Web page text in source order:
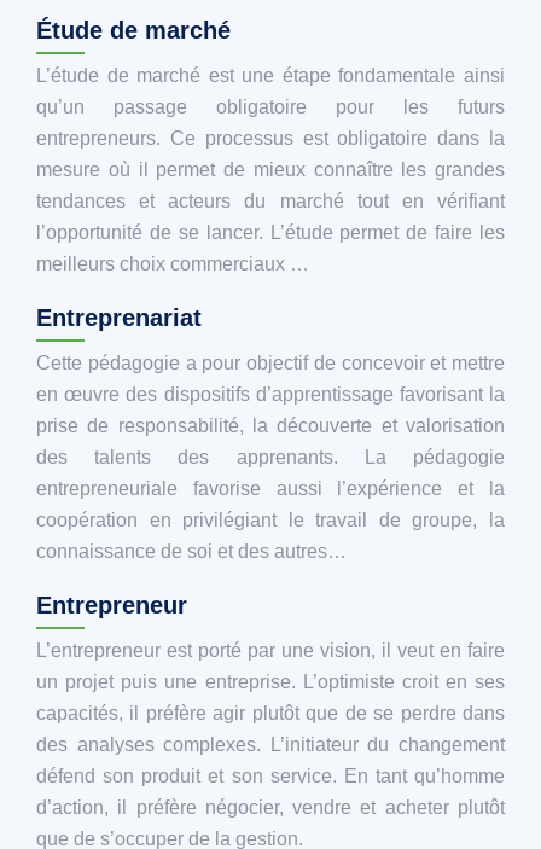
Étude de marché
L’étude de marché est une étape fondamentale ainsi
qu’un passage obligatoire pour les futurs
entrepreneurs. Ce processus est obligatoire dans la
mesure où il permet de mieux connaître les grandes
tendances et acteurs du marché tout en vérifiant
l’opportunité de se lancer. L’étude permet de faire les
meilleurs choix commerciaux …
Entreprenariat
Cette pédagogie a pour objectif de concevoir et mettre
en œuvre des dispositifs d’apprentissage favorisant la
prise de responsabilité, la découverte et valorisation
des talents des apprenants. La pédagogie
entrepreneuriale favorise aussi l’expérience et la
coopération en privilégiant le travail de groupe, la
connaissance de soi et des autres…
Entrepreneur
L’entrepreneur est porté par une vision, il veut en faire
un projet puis une entreprise. L’optimiste croit en ses
capacités, il préfère agir plutôt que de se perdre dans
des analyses complexes. L’initiateur du changement
défend son produit et son service. En tant qu’homme
d’action, il préfère négocier, vendre et acheter plutôt
que de s’occuper de la gestion.